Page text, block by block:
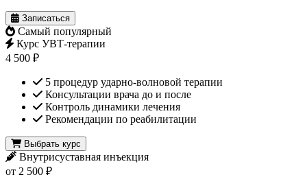
Записаться
Самый популярный
Курс УВТ-терапии
4 500 ₽
5 процедур ударно-волновой терапии
Консультации врача до и после
Контроль динамики лечения
Рекомендации по реабилитации
Выбрать курс
Внутрисуставная инъекция
от 2 500 ₽